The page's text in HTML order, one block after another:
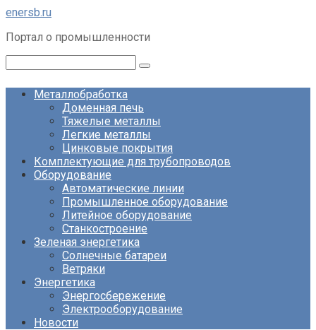
Перейти
контенту
enersb.ru
Портал о промышленности
Металлобработка
Доменная печь
Тяжелые металлы
Легкие металлы
Цинковые покрытия
Комплектующие для трубопроводов
Оборудование
Автоматические линии
Промышленное оборудование
Литейное оборудование
Станкостроение
Зеленая энергетика
Солнечные батареи
Ветряки
Энергетика
Энергосбережение
Электрооборудование
Новости